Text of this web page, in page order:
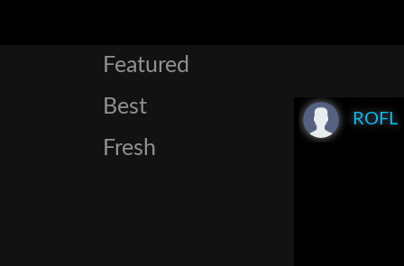
Featured
Best
Fresh
ROFL